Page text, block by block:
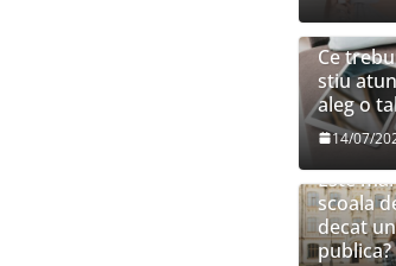
Ce
stiu
aleg o
14/07/
Este
scoala
decat
publica?